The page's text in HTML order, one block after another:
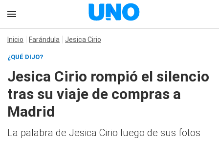
Inicio Farándula Jesica Cirio
¿QUÉ DIJO?
Jesica Cirio rompió el silencio
tras su viaje de compras a
Madrid
La palabra de Jesica Cirio luego de sus fotos